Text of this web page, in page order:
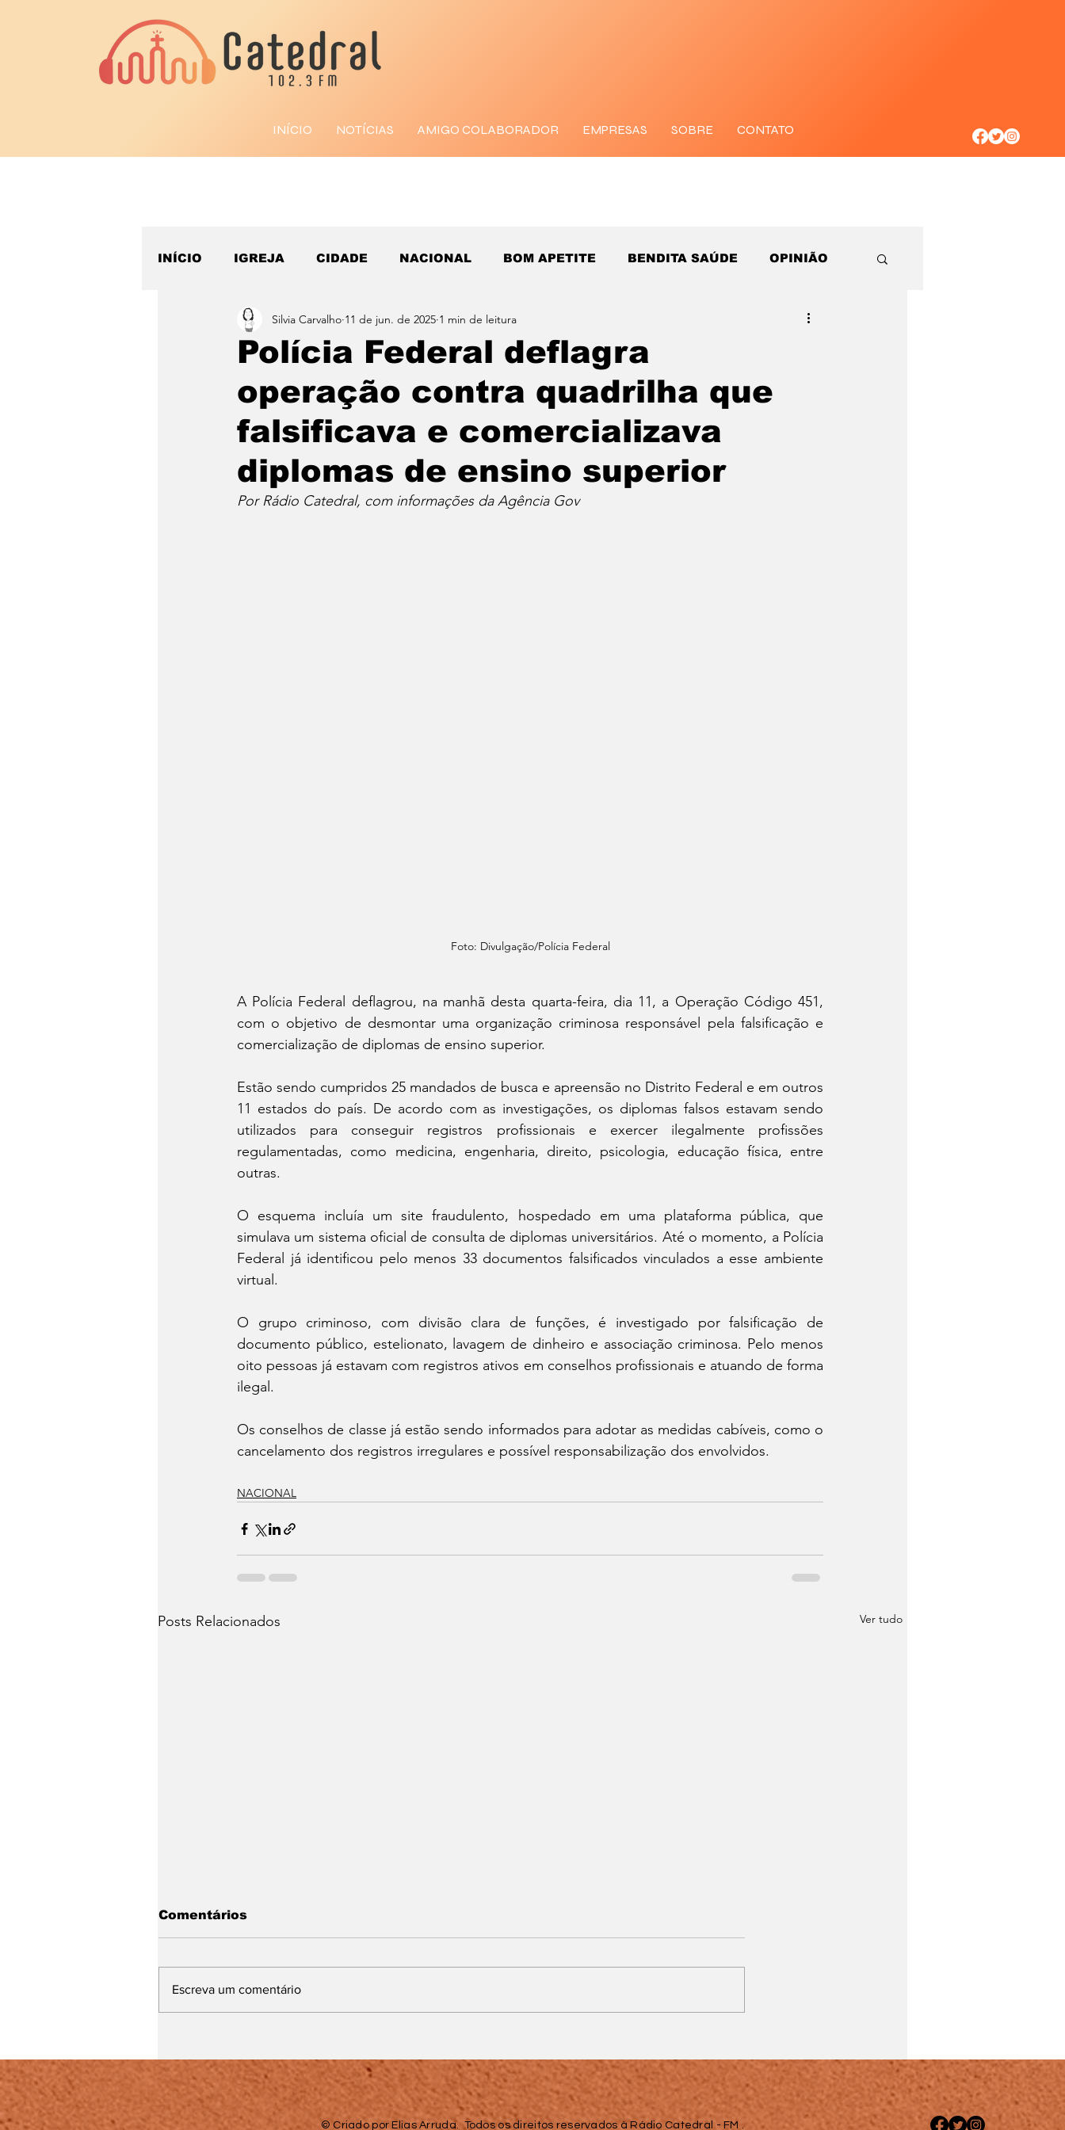
INÍCIO NOTÍCIAS AMIGO COLABORADOR EMPRESAS SOBRE CONTATO
INÍCIO IGREJA CIDADE NACIONAL BOM APETITE BENDITA SAÚDE OPINIÃO
ESPORTE
Polícia Federal deflagra
operação contra quadrilha que
falsificava e comercializava
diplomas de ensino superior
Silvia Carvalho 11 de jun. de 2025 1 min de leitura
Por Rádio Catedral, com informações da Agência Gov
Foto: Divulgação/Polícia Federal
A Polícia Federal deflagrou, na manhã desta quarta-feira, dia 11, a Operação Código 451,
com o objetivo de desmontar uma organização criminosa responsável pela falsificação e
comercialização de diplomas de ensino superior.
Estão sendo cumpridos 25 mandados de busca e apreensão no Distrito Federal e em outros
11 estados do país. De acordo com as investigações, os diplomas falsos estavam sendo
utilizados para conseguir registros profissionais e exercer ilegalmente profissões
regulamentadas, como medicina, engenharia, direito, psicologia, educação física, entre
outras.
O esquema incluía um site fraudulento, hospedado em uma plataforma pública, que
simulava um sistema oficial de consulta de diplomas universitários. Até o momento, a Polícia
Federal já identificou pelo menos 33 documentos falsificados vinculados a esse ambiente
virtual.
O grupo criminoso, com divisão clara de funções, é investigado por falsificação de
documento público, estelionato, lavagem de dinheiro e associação criminosa. Pelo menos
oito pessoas já estavam com registros ativos em conselhos profissionais e atuando de forma
ilegal.
Os conselhos de classe já estão sendo informados para adotar as medidas cabíveis, como o
cancelamento dos registros irregulares e possível responsabilização dos envolvidos.
NACIONAL
Posts Relacionados Ver tudo
prazo para
comprovação vai até 14
de agosto
do Prouni termina nesta
sexta-feira (24)
Comentários
Escreva um comentário
© Criado por Elias Arruda. Todos os direitos reservados à Rádio Catedral - FM .